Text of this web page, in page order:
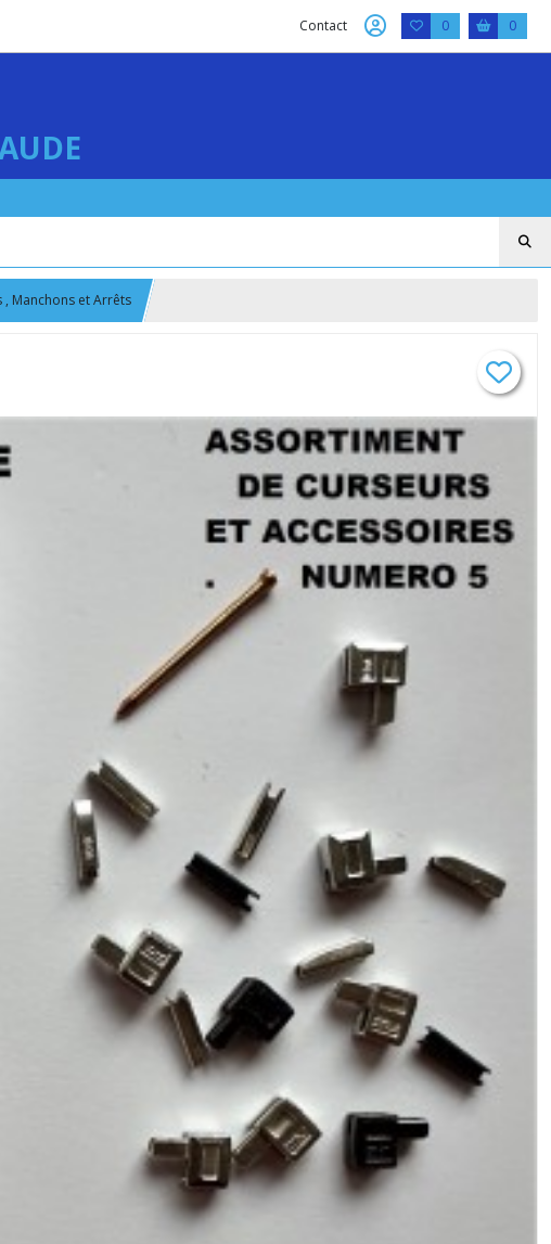
Contact 0 0
Manchons et Arrêts